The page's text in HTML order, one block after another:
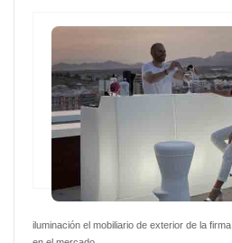
iluminación el mobiliario de exterior de la firma